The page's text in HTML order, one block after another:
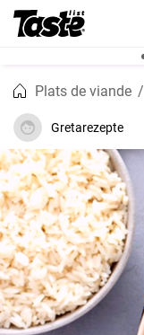
Plats de viande
Gretarezepte